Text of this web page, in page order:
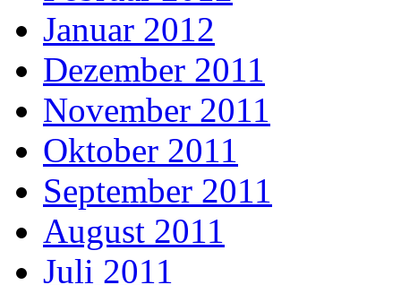
Januar 2012
Dezember 2011
November 2011
Oktober 2011
September 2011
August 2011
Juli 2011